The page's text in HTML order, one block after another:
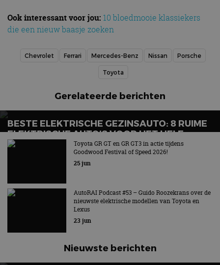
Ook interessant voor jou: 10 bloedmooie klassiekers
die een nieuw baasje zoeken
Chevrolet Ferrari Mercedes-Benz Nissan Porsche
Toyota
Gerelateerde berichten
BESTE ELEKTRISCHE GEZINSAUTO: 8 RUIME
ELEKTRISCHE AUTO’S VOOR HET HELE
GEZIN
Wat is de beste elektrische gezinsauto voor grote
Toyota GR GT en GR GT3 in actie tijdens
Goodwood Festival of Speed 2026!
25 jun
AutoRAI Podcast #53 – Guido Roozekrans over de
nieuwste elektrische modellen van Toyota en
Lexus
23 jun
Nieuwste berichten